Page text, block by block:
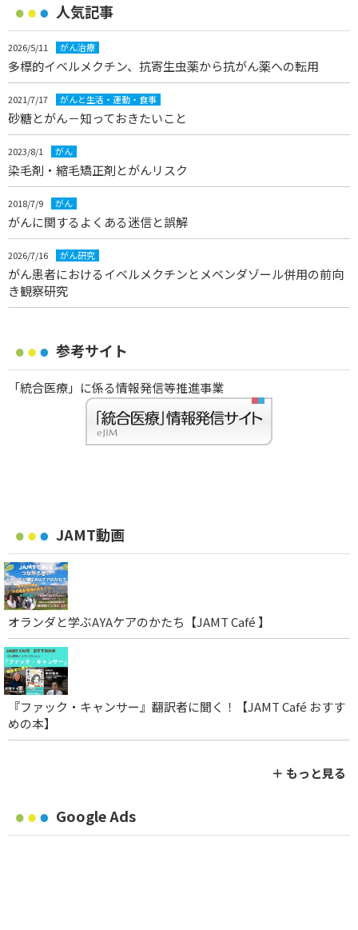
人気記事
2026/5/11 がん治療
多標的イベルメクチン、抗寄生虫薬から抗がん薬への転用
2021/7/17 がんと生活・運動・食事
砂糖とがん－知っておきたいこと
2023/8/1 がん
染毛剤・縮毛矯正剤とがんリスク
2018/7/9 がん
がんに関するよくある迷信と誤解
2026/7/16 がん研究
がん患者におけるイベルメクチンとメベンダゾール併用の前向
き観察研究
参考サイト
「統合医療」に係る情報発信等推進事業
JAMT動画
オランダと学ぶAYAケアのかたち【JAMT Café 】
『ファック・キャンサー』翻訳者に聞く！【JAMT Café おすす
めの本】
＋ もっと見る
Google Ads